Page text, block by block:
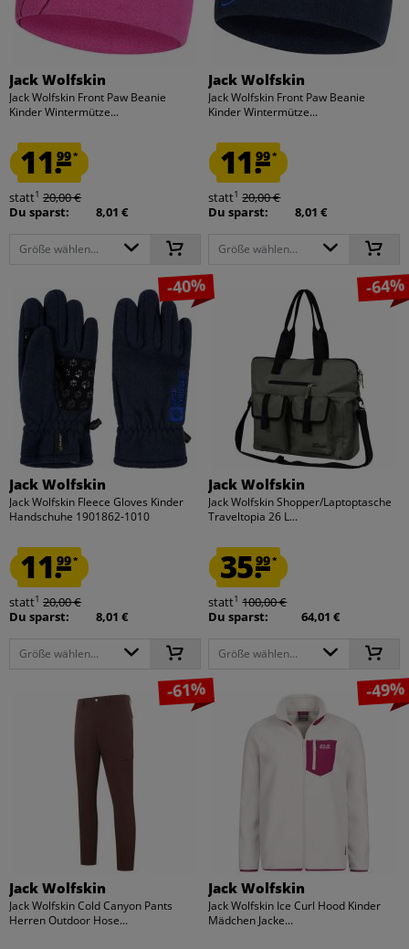
Jack Wolfskin
Jack Wolfskin Front Paw Beanie
Kinder Wintermütze...
11.99*
statt1 20,00 €
Du sparst:
8,01 €
Größe wählen...
Jack Wolfskin
Jack Wolfskin Front Paw Beanie
Kinder Wintermütze...
11.99*
statt1 20,00 €
Du sparst:
8,01 €
Größe wählen...
-40%
Jack Wolfskin
Jack Wolfskin Fleece Gloves Kinder
Handschuhe 1901862-1010
11.99*
statt1 20,00 €
Du sparst:
8,01 €
Größe wählen...
-64%
Jack Wolfskin
Jack Wolfskin Shopper/Laptoptasche
Traveltopia 26 L...
35.99*
statt1 100,00 €
Du sparst:
64,01 €
Größe wählen...
-61%
Jack Wolfskin
Jack Wolfskin Cold Canyon Pants
Herren Outdoor Hose...
-49%
Jack Wolfskin
Jack Wolfskin Ice Curl Hood Kinder
Mädchen Jacke...